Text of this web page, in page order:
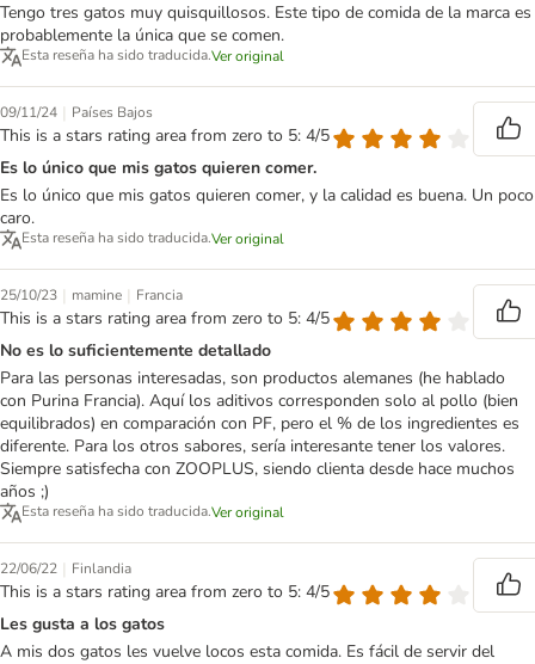
Tengo tres gatos muy quisquillosos. Este tipo de comida de la marca es
probablemente la única que se comen.
Esta reseña ha sido traducida.Ver original
09/11/24 | Países Bajos
This is a stars rating area from zero to 5: 4/5
Es lo único que mis gatos quieren comer.
Es lo único que mis gatos quieren comer, y la calidad es buena. Un poco
caro.
Esta reseña ha sido traducida.Ver original
25/10/23 | mamine | Francia
This is a stars rating area from zero to 5: 4/5
No es lo suficientemente detallado
Para las personas interesadas, son productos alemanes (he hablado
con Purina Francia). Aquí los aditivos corresponden solo al pollo (bien
equilibrados) en comparación con PF, pero el % de los ingredientes es
diferente. Para los otros sabores, sería interesante tener los valores.
Siempre satisfecha con ZOOPLUS, siendo clienta desde hace muchos
años ;)
Esta reseña ha sido traducida.Ver original
22/06/22 | Finlandia
This is a stars rating area from zero to 5: 4/5
Les gusta a los gatos
A mis dos gatos les vuelve locos esta comida. Es fácil de servir del